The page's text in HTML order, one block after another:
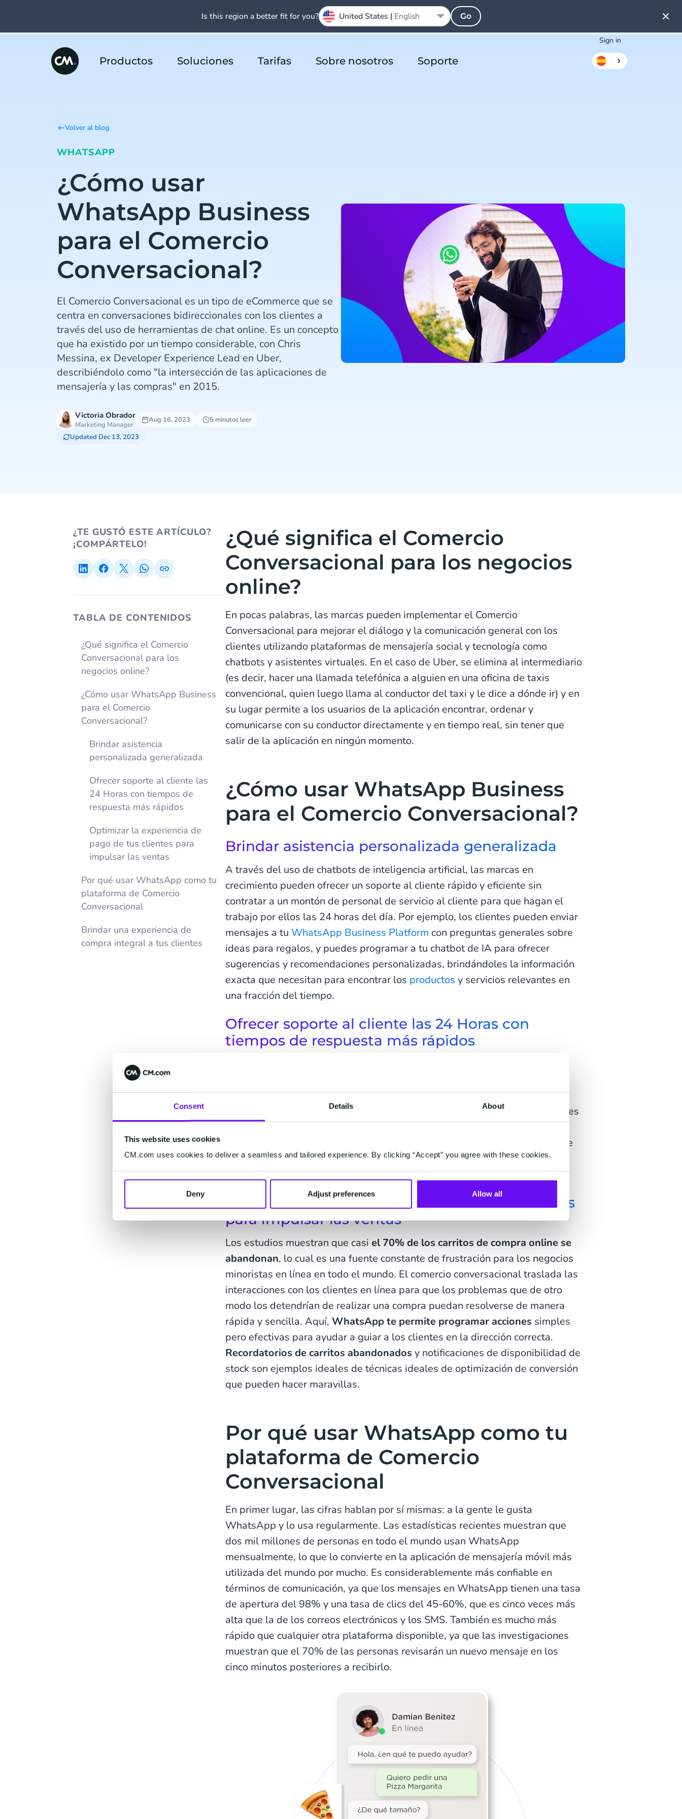
Consent Details About
This website uses cookies
CM.com uses cookies to deliver a seamless and tailored experience. By clicking “Accept” you agree with these cookies.
Deny Adjust preferences Allow all
Sign in
Productos Soluciones Tarifas Sobre nosotros Soporte
Volver al blog
WHATSAPP
¿Cómo usar
WhatsApp Business
para el Comercio
Conversacional?
El Comercio Conversacional es un tipo de eCommerce que se
centra en conversaciones bidireccionales con los clientes a
través del uso de herramientas de chat online. Es un concepto
que ha existido por un tiempo considerable, con Chris
Messina, ex Developer Experience Lead en Uber,
describiéndolo como "la intersección de las aplicaciones de
mensajería y las compras" en 2015.
Victoria Obrador
Marketing Manager
Aug 16, 2023
5 minutos leer
Updated Dec 13, 2023
¿TE GUSTÓ ESTE ARTÍCULO?
¡COMPÁRTELO!
TABLA DE CONTENIDOS
¿Qué significa el Comercio
Conversacional para los
negocios online?
¿Cómo usar WhatsApp Business
para el Comercio
Conversacional?
Brindar asistencia
personalizada generalizada
Ofrecer soporte al cliente las
24 Horas con tiempos de
respuesta más rápidos
Optimizar la experiencia de
pago de tus clientes para
impulsar las ventas
Por qué usar WhatsApp como tu
plataforma de Comercio
Conversacional
Brindar una experiencia de
compra integral a tus clientes
¿Qué significa el Comercio
Conversacional para los negocios
online?
En pocas palabras, las marcas pueden implementar el Comercio
Conversacional para mejorar el diálogo y la comunicación general con los
clientes utilizando plataformas de mensajería social y tecnología como
chatbots y asistentes virtuales. En el caso de Uber, se elimina al intermediario
(es decir, hacer una llamada telefónica a alguien en una oficina de taxis
convencional, quien luego llama al conductor del taxi y le dice a dónde ir) y en
su lugar permite a los usuarios de la aplicación encontrar, ordenar y
comunicarse con su conductor directamente y en tiempo real, sin tener que
salir de la aplicación en ningún momento.
¿Cómo usar WhatsApp Business
para el Comercio Conversacional?
Brindar asistencia personalizada generalizada
A través del uso de chatbots de inteligencia artificial, las marcas en
crecimiento pueden ofrecer un soporte al cliente rápido y eficiente sin
contratar a un montón de personal de servicio al cliente para que hagan el
trabajo por ellos las 24 horas del día. Por ejemplo, los clientes pueden enviar
mensajes a tu WhatsApp Business Platform con preguntas generales sobre
ideas para regalos, y puedes programar a tu chatbot de IA para ofrecer
sugerencias y recomendaciones personalizadas, brindándoles la información
exacta que necesitan para encontrar los productos y servicios relevantes en
una fracción del tiempo.
Ofrecer soporte al cliente las 24 Horas con
tiempos de respuesta más rápidos
páginas de información que puede o no ser relevante para lo que necesitan
saber es lo último que quieren hacer con su tiempo. Como alternativa, puedes
instantáneamente a tus clientes las respuestas que están buscando, sin que
tengan que leer la sección de preguntas frecuentes en tu sitio web o pasar
tiempo en espera con tu departamento de servicio al cliente.
Optimizar la experiencia de pago de tus clientes
para impulsar las ventas
Los estudios muestran que casi el 70% de los carritos de compra online se
abandonan, lo cual es una fuente constante de frustración para los negocios
minoristas en línea en todo el mundo. El comercio conversacional traslada las
interacciones con los clientes en línea para que los problemas que de otro
modo los detendrían de realizar una compra puedan resolverse de manera
rápida y sencilla. Aquí, WhatsApp te permite programar acciones simples
pero efectivas para ayudar a guiar a los clientes en la dirección correcta.
Recordatorios de carritos abandonados y notificaciones de disponibilidad de
stock son ejemplos ideales de técnicas ideales de optimización de conversión
que pueden hacer maravillas.
Por qué usar WhatsApp como tu
plataforma de Comercio
Conversacional
En primer lugar, las cifras hablan por sí mismas: a la gente le gusta
WhatsApp y lo usa regularmente. Las estadísticas recientes muestran que
dos mil millones de personas en todo el mundo usan WhatsApp
mensualmente, lo que lo convierte en la aplicación de mensajería móvil más
utilizada del mundo por mucho. Es considerablemente más confiable en
términos de comunicación, ya que los mensajes en WhatsApp tienen una tasa
de apertura del 98% y una tasa de clics del 45-60%, que es cinco veces más
alta que la de los correos electrónicos y los SMS. También es mucho más
rápido que cualquier otra plataforma disponible, ya que las investigaciones
muestran que el 70% de las personas revisarán un nuevo mensaje en los
cinco minutos posteriores a recibirlo.
Is this region a better fit for you? United States | English Go